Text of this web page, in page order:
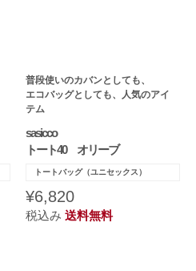
普段使いのカバンとしても、
エコバッグとしても、人気のアイ
テム
sasicco
トート40 オリーブ
トートバッグ（ユニセックス）
¥6,820
税込み送料無料